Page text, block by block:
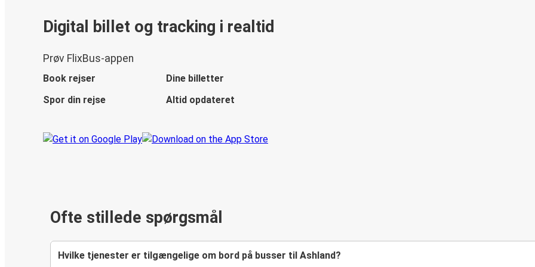
Digital billet og tracking i realtid
Prøv FlixBus-appen
Book rejser
Dine billetter
Spor din rejse
Altid opdateret
Ofte stillede spørgsmål
Hvilke tjenester er tilgængelige om bord på busser til Ashland?